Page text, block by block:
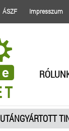
ÁSZF Impresszum
UTÁNGYÁRTOTT